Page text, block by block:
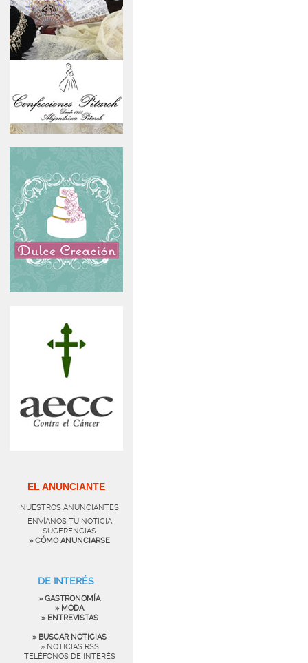
EL ANUNCIANTE
NUESTROS ANUNCIANTES
ENVÍANOS TU NOTICIA
SUGERENCIAS
» CÓMO ANUNCIARSE
DE INTERÉS
» GASTRONOMÍA
» MODA
» ENTREVISTAS
» BUSCAR NOTICIAS
» NOTICIAS RSS
TELÉFONOS DE INTERÉS